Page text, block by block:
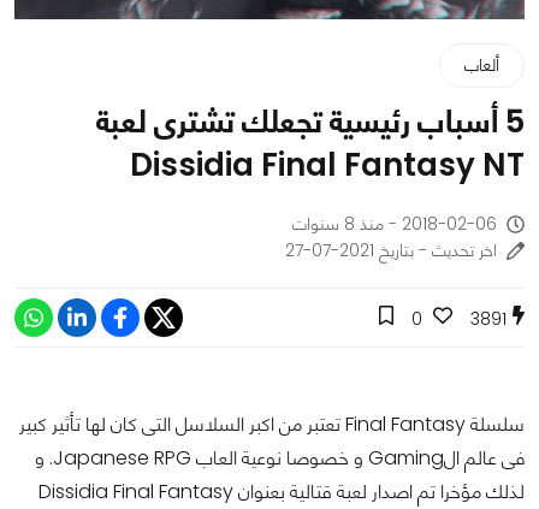
ألعاب
5 أسباب رئيسية تجعلك تشترى لعبة
Dissidia Final Fantasy NT
2018-02-06 - منذ 8 سنوات
اخر تحديث - بتاريخ 2021-07-27
3891
0
سلسلة Final Fantasy تعتبر من اكبر السلاسل التى كان لها تأثير كبير
فى عالم الGaming و خصوصا نوعية العاب Japanese RPG. و
لذلك مؤخرا تم اصدار لعبة قتالية بعنوان Dissidia Final Fantasy